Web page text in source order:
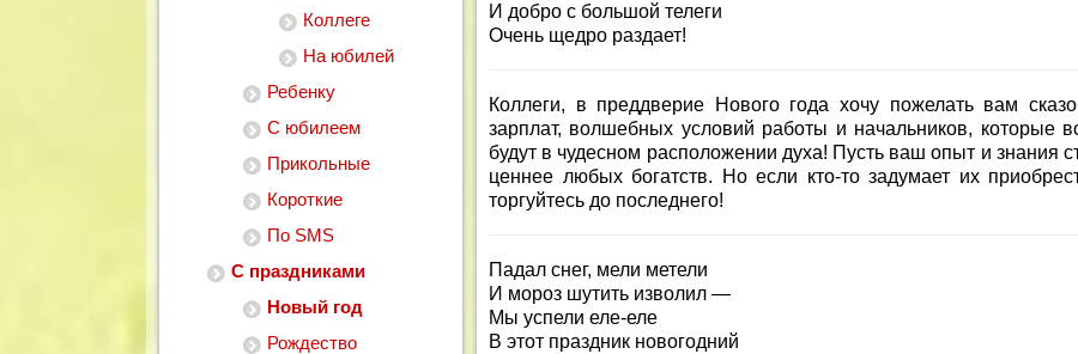
Коллеге
На юбилей
Ребенку
С юбилеем
Прикольные
Короткие
По SMS
С праздниками
Новый год
Рождество
И добро с большой телеги
Очень щедро раздает!
Коллеги, в преддверие Нового года хочу пожелать вам
зарплат, волшебных условий работы и начальников, которые
будут в чудесном расположении духа! Пусть ваш опыт и знания
ценнее любых богатств. Но если кто-то задумает их
торгуйтесь до последнего!
Падал снег, мели метели
И мороз шутить изволил —
Мы успели еле-еле
В этот праздник новогодний